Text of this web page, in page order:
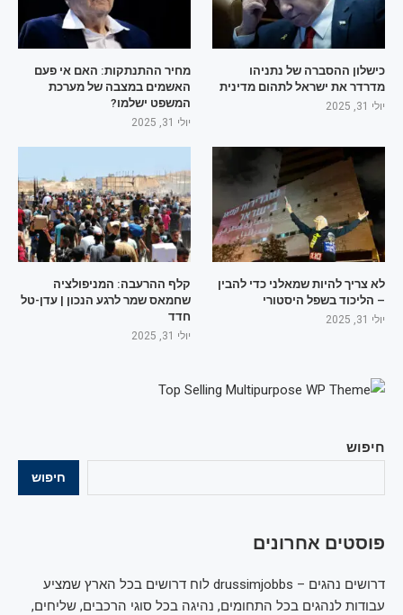
חיפוש
חיפוש
פוסטים אחרונים
דרושים נהגים – drussimjobbs לוח דרושים בכל הארץ שמציע
עבודות לנהגים בכל התחומים, נהיגה בכל סוגי הרכבים, שליחים,
כישלון ההסברה של נתניהו
מדרדר את ישראל לתהום מדינית
יולי 31, 2025
מחיר ההתנתקות: האם אי פעם
האשמים במצבה של מערכת
המשפט ישלמו?
יולי 31, 2025
לא צריך להיות שמאלני כדי להבין
– הליכוד בשפל היסטורי
יולי 31, 2025
קלף ההרעבה: המניפולציה
שחמאס שמר לרגע הנכון | עדן-טל
חדד
יולי 31, 2025